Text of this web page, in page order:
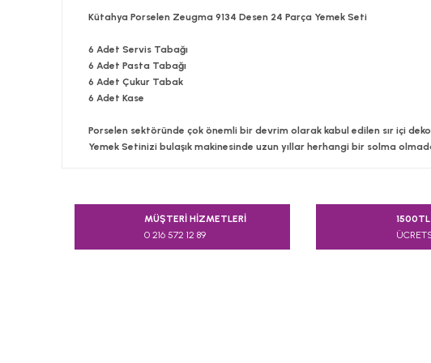
Kütahya Porselen Zeugma 9134 Desen 24 Parça Yemek Seti
6 Adet Servis Tabağı
6 Adet Pasta Tabağı
6 Adet Çukur Tabak
6 Adet Kase
Porselen sektöründe çok önemli bir devrim olarak kabul edilen sır içi
Yemek Setinizi bulaşık makinesinde uzun yıllar herhangi bir solma
Bu ürünün fiyat bilgisi, resim, ürün açıklamalarında ve diğer
Görüş ve önerileriniz için teşekkür ederiz.
MÜŞTERİ HİZMETLERİ
0 216 572 12 89
1500TL